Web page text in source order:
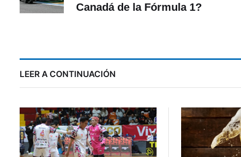
Canadá de la Fórmula 1?
LEER A CONTINUACIÓN